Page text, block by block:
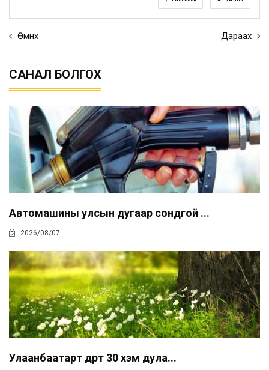
Өмнөх Дараах
САНАЛ БОЛГОХ
Автомашины улсын дугаар сондгой ...
2026/08/07
Улаанбаатарт өдөртөө 30 хэм дула...